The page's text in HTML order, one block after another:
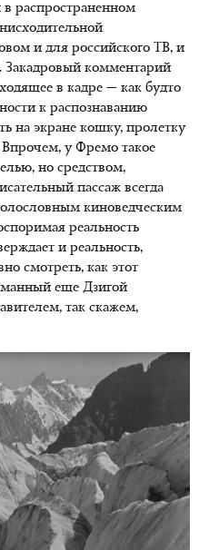
распространенном
и для российского ТВ, и
. Закадровый комментарий
в кадре — как будто
к распознаванию
на экране кошку, пролетку
у Фремо такое
но средством,
пассаж всегда
киноведческим
реальность
и реальность,
смотреть, как этот
еще Дзигой
так скажем,